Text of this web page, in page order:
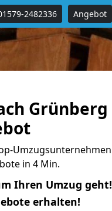
2482336 Angebot
Grünberg
Umzugsunternehmen
in 4 Min.
Ihren Umzug geht!
erhalten!